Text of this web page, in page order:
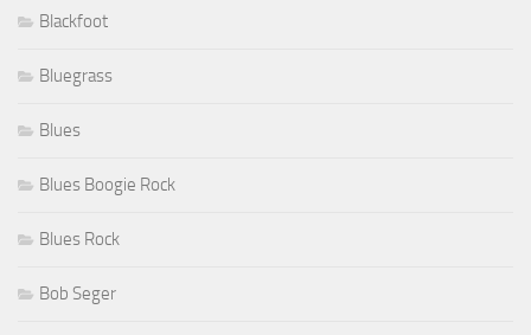
Blackfoot
Bluegrass
Blues
Blues Boogie Rock
Blues Rock
Bob Seger